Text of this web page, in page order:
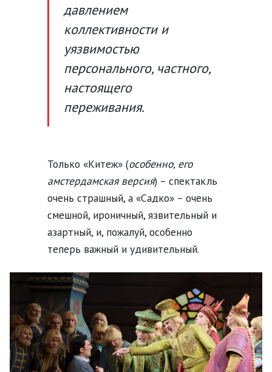
давлением
коллективности и
уязвимостью
персонального, частного,
настоящего
переживания.
Только «Китеж» (особенно, его
амстердамская версия) – спектакль
очень страшный, а «Садко» – очень
смешной, ироничный, язвительный и
азартный, и, пожалуй, особенно
теперь важный и удивительный.